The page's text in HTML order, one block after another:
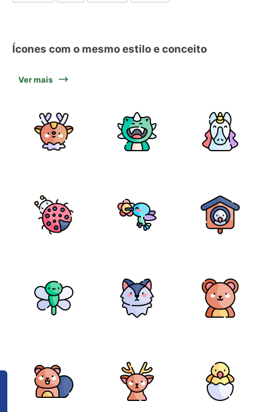
Ícones com o mesmo estilo e conceito
Ver mais